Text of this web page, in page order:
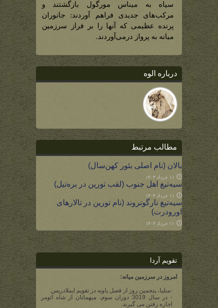
سیاه به میناس مورگول بازگشتند و
مرکب‌های جدیدی فراهم آوردند: جانوران
پرنده عظیمی که آنها را بر فراز سرزمین
میانه به پرواز درمی‌آوردند.
درباره الوه
مطالب مرتبط
بالان (نام اصلی بئور کهن‌سال)
۱۱ خرداد ۱۴۰۳
سیه‌تیغ اهل جنوب (لقب تورین در بره‌تیل)
۱۱ خرداد ۱۴۰۳
سیه‌تیغ نارگوتروند (نام تورین در تالارهای
اورودرت)
۱۱ خرداد ۱۴۰۳
تقویم آردا
امروز در سرزمین میانه:
-منلیا، پنجمین روز از فصل یاویه در تقویم ایملادریس.
- در سال 3019 دوران سوم، میهمانان از شاه ائومر
اجازه رفتن می گیرند.